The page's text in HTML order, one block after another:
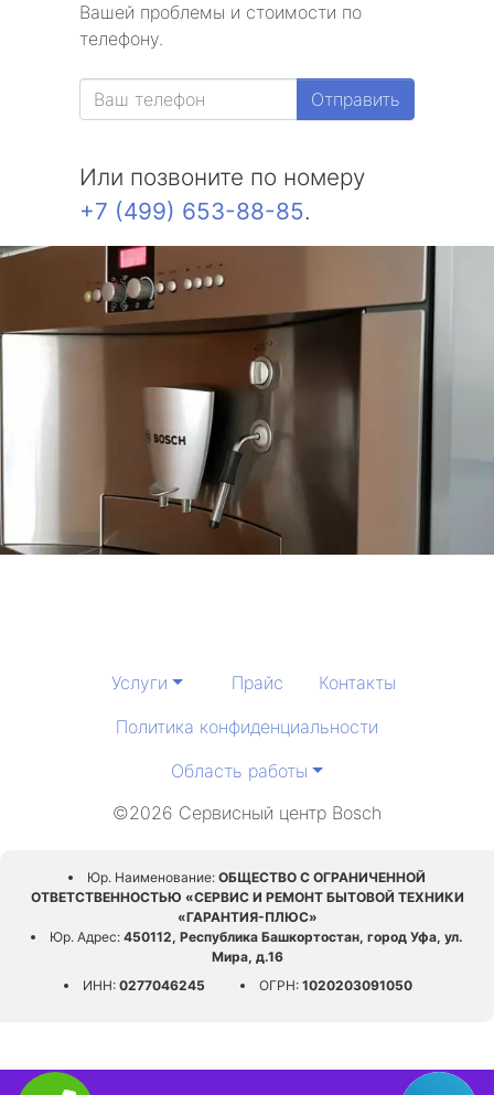
Вашей проблемы и стоимости по
телефону.
Отправить
Или позвоните по номеру
+7 (499) 653-88-85.
Услуги Прайс
Контакты
Политика конфиденциальности
Область работы
©2026 Сервисный центр Bosch
Юр. Наименование: ОБЩЕСТВО С ОГРАНИЧЕННОЙ
ОТВЕТСТВЕННОСТЬЮ «СЕРВИС И РЕМОНТ БЫТОВОЙ ТЕХНИКИ
«ГАРАНТИЯ-ПЛЮС»
Юр. Адрес: 450112, Республика Башкортостан, город Уфа, ул.
Мира, д.16
ИНН: 0277046245 ОГРН: 1020203091050